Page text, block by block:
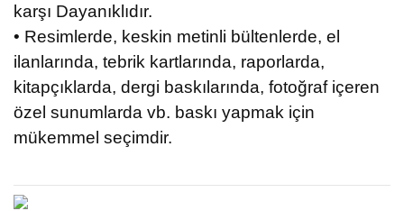
karşı Dayanıklıdır.
• Resimlerde, keskin metinli bültenlerde, el
ilanlarında, tebrik kartlarında, raporlarda,
kitapçıklarda, dergi baskılarında, fotoğraf içeren
özel sunumlarda vb. baskı yapmak için
mükemmel seçimdir.